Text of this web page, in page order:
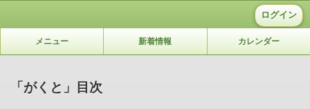
ログイン
メニュー 新着情報 カレンダー
「がくと」目次